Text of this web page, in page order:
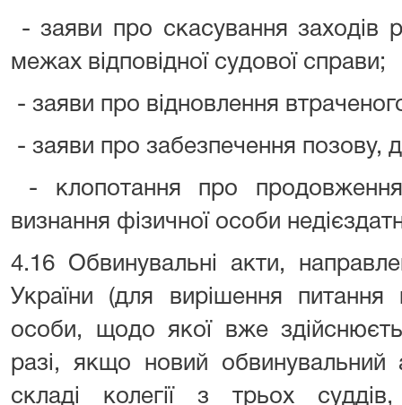
- заяви про скасування заходів
межах відповідної судової справи;
- заяви про відновлення
- заяви про забезпечення позову,
- клопотання про
визнання фізичної особи
4.16 Обвинувальні акти,
України (для вирішення питання
особи, щодо якої вже
разі, якщо новий обвинувальний
складі колегії з трьох